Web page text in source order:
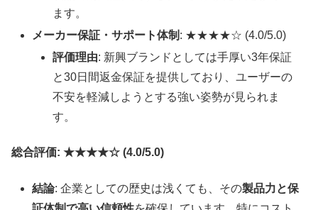
ます。
メーカー保証・サポート体制 : ★★★★☆ (4.0/5.0)
評価理由: 新興ブランドとしては手厚い3年保証
と30日間返金保証を提供しており、ユーザーの
不安を軽減しようとする強い姿勢が見られま
す。
総合評価: ★★★★☆ (4.0/5.0)
結論: 企業としての歴史は浅くても、その製品力と保